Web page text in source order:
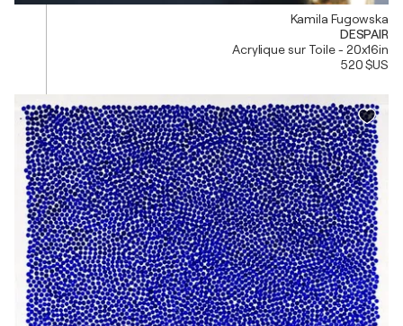
Kamila Fugowska
DESPAIR
Acrylique sur Toile - 20x16in
520 $US